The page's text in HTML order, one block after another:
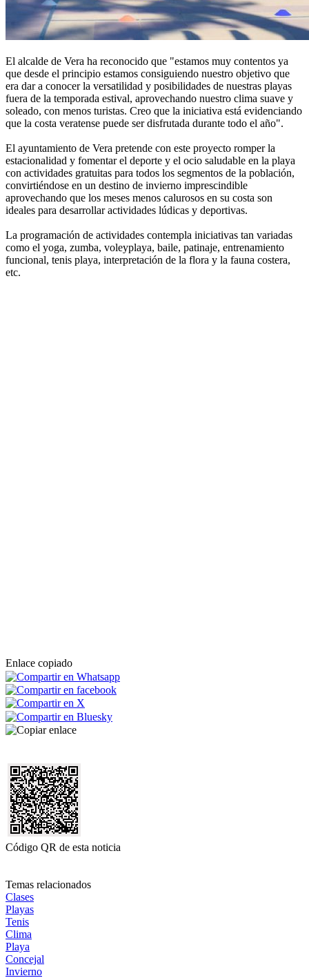
El alcalde de Vera ha reconocido que "estamos muy contentos ya
que desde el principio estamos consiguiendo nuestro objetivo que
era dar a conocer la versatilidad y posibilidades de nuestras playas
fuera de la temporada estival, aprovechando nuestro clima suave y
soleado, con menos turistas. Creo que la iniciativa está evidenciando
que la costa veratense puede ser disfrutada durante todo el año".
El ayuntamiento de Vera pretende con este proyecto romper la
estacionalidad y fomentar el deporte y el ocio saludable en la playa
con actividades gratuitas para todos los segmentos de la población,
convirtiéndose en un destino de invierno imprescindible
aprovechando que los meses menos calurosos en su costa son
ideales para desarrollar actividades lúdicas y deportivas.
La programación de actividades contempla iniciativas tan variadas
como el yoga, zumba, voleyplaya, baile, patinaje, entrenamiento
funcional, tenis playa, interpretación de la flora y la fauna costera,
etc.
Enlace copiado
Código QR de esta noticia
Temas relacionados
Clases
Playas
Tenis
Clima
Playa
Concejal
Invierno